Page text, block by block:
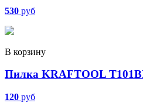
530 руб
В корзину
Пилка KRAFTOOL
120 руб